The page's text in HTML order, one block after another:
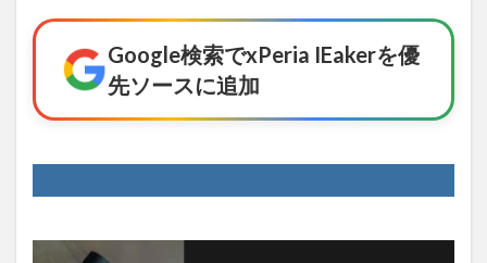
Google検索でxPeria IEakerを優
先ソースに追加